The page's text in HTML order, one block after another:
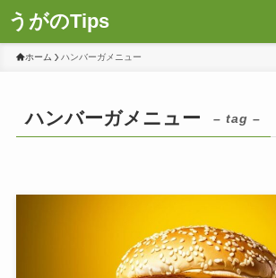
うがのTips
ホーム ハンバーガメニュー
ハンバーガメニュー – tag –